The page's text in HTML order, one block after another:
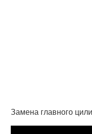
Замена главного